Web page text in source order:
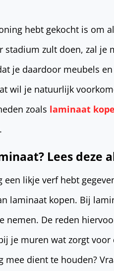
hebt gekocht is om
stadium zult doen, zal je
je daardoor meubels
wil je natuurlijk
zoals laminaat
Lees deze
likje verf hebt
laminaat kopen. Bij
nemen. De reden
je muren wat zorgt
mee dient te houden?